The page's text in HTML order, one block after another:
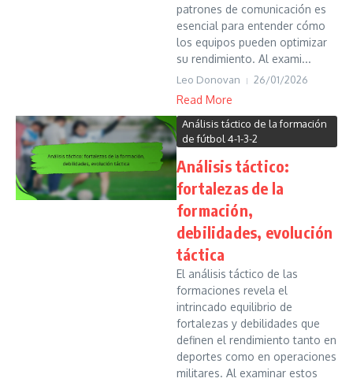
patrones de comunicación es
esencial para entender cómo
los equipos pueden optimizar
su rendimiento. Al exami...
Leo Donovan 26/01/2026
Read More
Análisis táctico de la formación
de fútbol 4-1-3-2
Análisis táctico:
fortalezas de la
formación,
debilidades, evolución
táctica
El análisis táctico de las
formaciones revela el
intrincado equilibrio de
fortalezas y debilidades que
definen el rendimiento tanto en
deportes como en operaciones
militares. Al examinar estos